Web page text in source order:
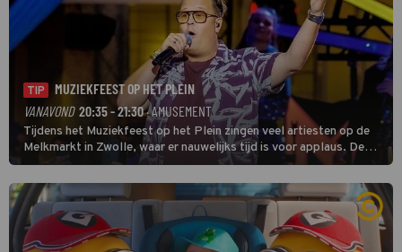
TIP
MUZIEKFEEST OP HET PLEIN
VANAVOND 20:35 - 21:30· AMUSEMENT
Tijdens het Muziekfeest op het Plein zingen veel artiesten op de
Melkmarkt in Zwolle, waar er nauwelijks tijd is voor applaus. De
grootste namen zijn André Hazes, Jannes, René Froger en
natuurlijk Rutger van Barneveld met zijn hit Zwoele Zomernachten.